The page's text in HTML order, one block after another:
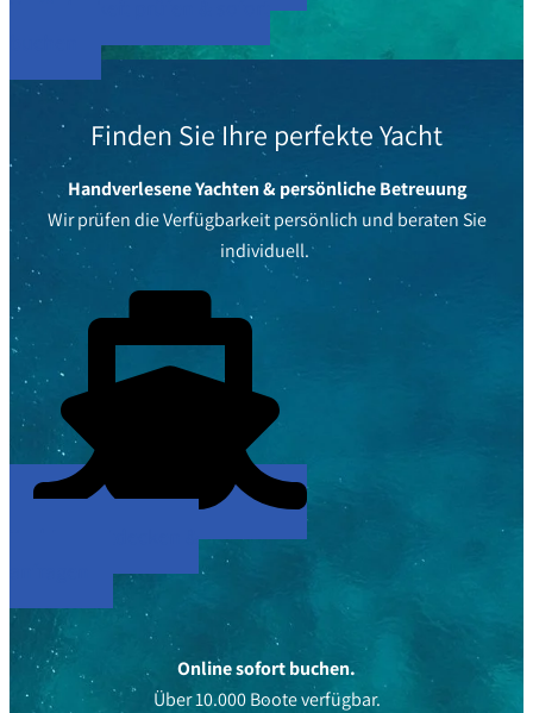
Finden Sie Ihre perfekte Yacht
Handverlesene Yachten & persönliche Betreuung
Wir prüfen die Verfügbarkeit persönlich und beraten Sie
individuell.
Online sofort buchen.
Über 10.000 Boote verfügbar.